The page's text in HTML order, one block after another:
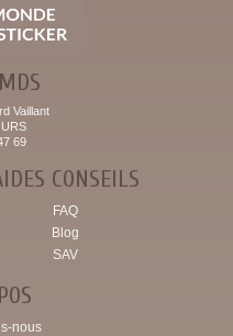
Vaillant
69
CONSEILS
FAQ
Blog
SAV
nous